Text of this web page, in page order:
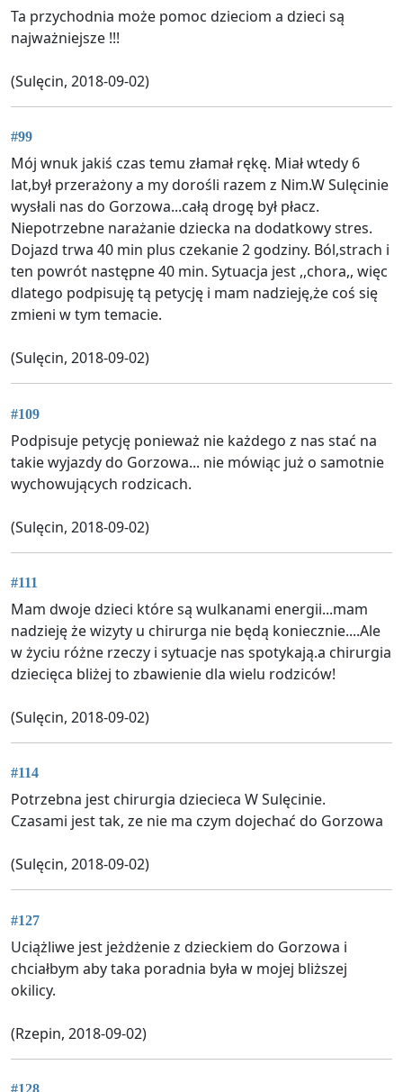
Ta przychodnia może pomoc dzieciom a dzieci są
najważniejsze !!!
(Sulęcin, 2018-09-02)
#99
Mój wnuk jakiś czas temu złamał rękę. Miał wtedy 6
lat,był przerażony a my dorośli razem z Nim.W Sulęcinie
wysłali nas do Gorzowa...całą drogę był płacz.
Niepotrzebne narażanie dziecka na dodatkowy stres.
Dojazd trwa 40 min plus czekanie 2 godziny. Ból,strach i
ten powrót następne 40 min. Sytuacja jest ,,chora,, więc
dlatego podpisuję tą petycję i mam nadzieję,że coś się
zmieni w tym temacie.
(Sulęcin, 2018-09-02)
#109
Podpisuje petycję ponieważ nie każdego z nas stać na
takie wyjazdy do Gorzowa... nie mówiąc już o samotnie
wychowujących rodzicach.
(Sulęcin, 2018-09-02)
#111
Mam dwoje dzieci które są wulkanami energii...mam
nadzieję że wizyty u chirurga nie będą koniecznie....Ale
w życiu różne rzeczy i sytuacje nas spotykają.a chirurgia
dziecięca bliżej to zbawienie dla wielu rodziców!
(Sulęcin, 2018-09-02)
#114
Potrzebna jest chirurgia dziecieca W Sulęcinie.
Czasami jest tak, ze nie ma czym dojechać do Gorzowa
(Sulęcin, 2018-09-02)
#127
Uciążliwe jest jeżdżenie z dzieckiem do Gorzowa i
chciałbym aby taka poradnia była w mojej bliższej
okilicy.
(Rzepin, 2018-09-02)
#128